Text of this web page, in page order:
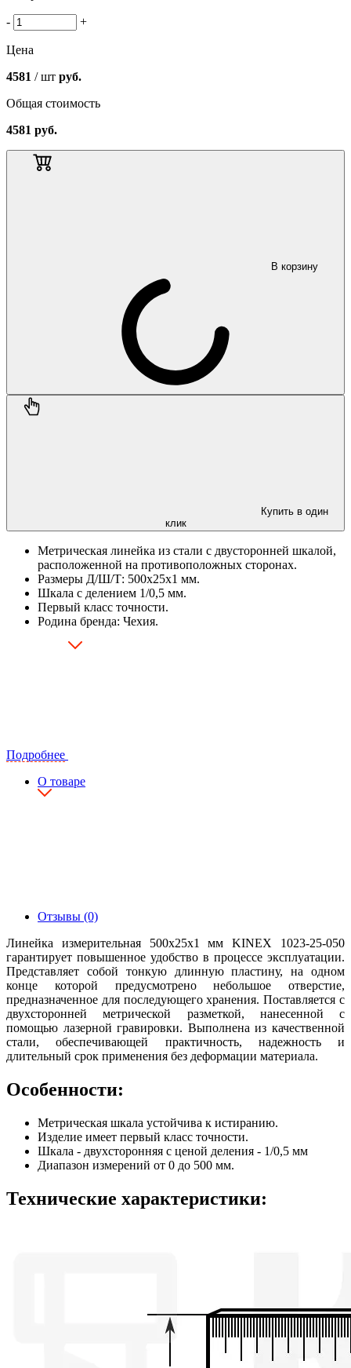
- +
Цена
4581 / шт руб.
Общая стоимость
4581 руб.
В корзину
Купить в один
клик
Метрическая линейка из стали с двусторонней шкалой,
расположенной на противоположных сторонах.
Размеры Д/Ш/Т: 500х25х1 мм.
Шкала с делением 1/0,5 мм.
Первый класс точности.
Родина бренда: Чехия.
Подробнее
О товаре
Отзывы (0)
Линейка измерительная 500х25х1 мм KINEX 1023-25-050
гарантирует повышенное удобство в процессе эксплуатации.
Представляет собой тонкую длинную пластину, на одном
конце которой предусмотрено небольшое отверстие,
предназначенное для последующего хранения. Поставляется с
двухсторонней метрической разметкой, нанесенной с
помощью лазерной гравировки. Выполнена из качественной
стали, обеспечивающей практичность, надежность и
длительный срок применения без деформации материала.
Особенности:
Метрическая шкала устойчива к истиранию.
Изделие имеет первый класс точности.
Шкала - двухсторонняя с ценой деления - 1/0,5 мм
Диапазон измерений от 0 до 500 мм.
Технические характеристики: